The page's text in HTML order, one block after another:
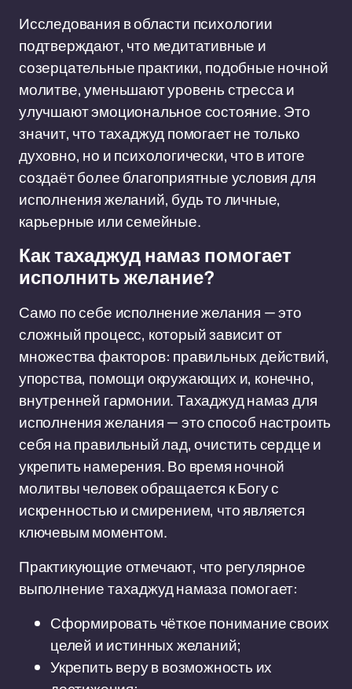
Исследования в области психологии
подтверждают, что медитативные и
созерцательные практики, подобные ночной
молитве, уменьшают уровень стресса и
улучшают эмоциональное состояние. Это
значит, что тахаджуд помогает не только
духовно, но и психологически, что в итоге
создаёт более благоприятные условия для
исполнения желаний, будь то личные,
карьерные или семейные.
Как тахаджуд намаз помогает
исполнить желание?
Само по себе исполнение желания — это
сложный процесс, который зависит от
множества факторов: правильных действий,
упорства, помощи окружающих и, конечно,
внутренней гармонии. Тахаджуд намаз для
исполнения желания — это способ настроить
себя на правильный лад, очистить сердце и
укрепить намерения. Во время ночной
молитвы человек обращается к Богу с
искренностью и смирением, что является
ключевым моментом.
Практикующие отмечают, что регулярное
выполнение тахаджуд намаза помогает:
Сформировать чёткое понимание своих
целей и истинных желаний;
Укрепить веру в возможность их